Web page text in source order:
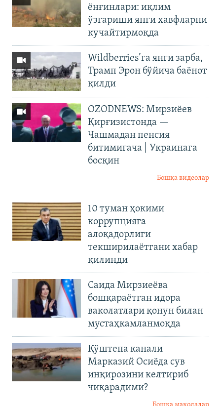
ёнғинлари: иқлим
ўзгариши янги хавфларни
кучайтирмоқда
Wildberries’га янги зарба,
Трамп Эрон бўйича баёнот
қилди
OZODNEWS: Мирзиёев
Қирғизистонда —
Чашмадан пенсия
битимигача | Украинага
босқин
Бошқа видеолар
10 туман ҳокими
коррупцияга
алоқадорлиги
текширилаётгани хабар
қилинди
Саида Мирзиеёва
бошқараётган идора
ваколатлари қонун билан
мустаҳкамланмоқда
Қўштепа канали
Марказий Осиёда сув
инқирозини келтириб
чиқарадими?